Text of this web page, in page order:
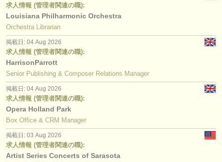
求人情報 (管理者関連の職):
Louisiana Philharmonic Orchestra
Orchestra Librarian
掲載日: 04 Aug 2026
求人情報 (管理者関連の職):
HarrisonParrott
Senior Publishing & Composer Relations Manager
掲載日: 04 Aug 2026
求人情報 (管理者関連の職):
Opera Holland Park
Box Office & CRM Manager
掲載日: 03 Aug 2026
求人情報 (管理者関連の職):
Artist Series Concerts of Sarasota